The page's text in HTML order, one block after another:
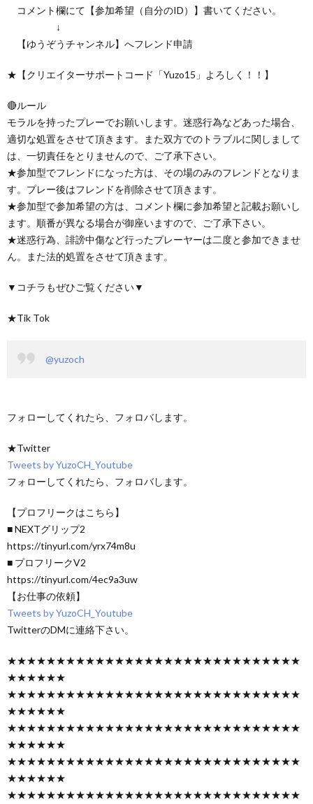
コメント欄にて【参加希望（自分のID）】書いてください。
↓
【ゆうぞうチャンネル】へフレンド申請
★【クリエイターサポートコード「Yuzo15」よろしく！！】
🔴ルール
モラルを持ったプレーでお願いします。迷惑行為などあった場合、
適切な処置をさせて頂きます。また双方でのトラブルに関しまして
は、一切責任をとりませんので、ご了承下さい。
★参加型でフレンドになった方は、その場のみのフレンドとなりま
す。プレー後はフレンドを削除させて頂きます。
★参加型で参加希望の方は、コメント欄に参加希望と記載お願いし
ます。順番が異なる場合が御座いますので、ご了承下さい。
★迷惑行為、誹謗中傷など行ったプレーヤーは二度と参加できませ
ん。また法的処置をさせて頂きます。
▼コチラもぜひご覧ください▼
★Tik Tok
@yuzoch
フォローしてくれたら、フォロバします。
★Twitter
Tweets by YuzoCH_Youtube
フォローしてくれたら、フォロバします。
【プロフリークはこちら】
■ NEXTグリップ2
https://tinyurl.com/yrx74m8u
■ プロフリークV2
https://tinyurl.com/4ec9a3uw
【お仕事の依頼】
Tweets by YuzoCH_Youtube
TwitterのDMに連絡下さい。
★★★★★★★★★★★★★★★★★★★★★★★★★★★★★★
★★★★★★
★★★★★★★★★★★★★★★★★★★★★★★★★★★★★★
★★★★★★
★★★★★★★★★★★★★★★★★★★★★★★★★★★★★★
★★★★★★
★★★★★★★★★★★★★★★★★★★★★★★★★★★★★★
★★★★★★
★★★★★★★★★★★★★★★★★★★★★★★★★★★★★★